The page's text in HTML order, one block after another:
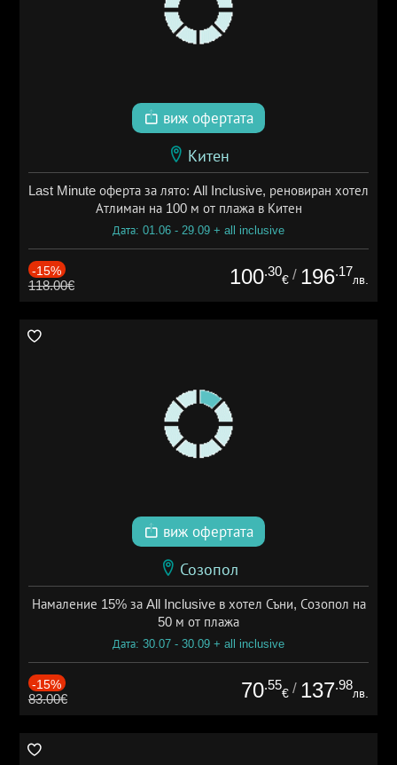
виж офертата
Китен
Last Minute оферта за лято: All Inclusive, реновиран хотел
Атлиман на 100 м от плажа в Китен
Дата: 01.06 - 29.09 + all inclusive
-15%
118.00€ 100.30
€ / 196.17
лв.
виж офертата
Созопол
Намаление 15% за All Inclusive в хотел Съни, Созопол на
50 м от плажа
Дата: 30.07 - 30.09 + all inclusive
-15%
83.00€ 70.55
€ / 137.98
лв.